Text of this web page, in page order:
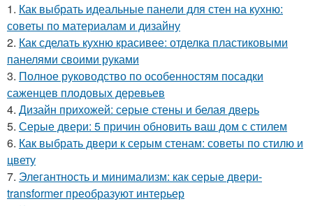
1. Как выбрать идеальные панели для стен на кухню:
советы по материалам и дизайну
2. Как сделать кухню красивее: отделка пластиковыми
панелями своими руками
3. Полное руководство по особенностям посадки
саженцев плодовых деревьев
4. Дизайн прихожей: серые стены и белая дверь
5. Серые двери: 5 причин обновить ваш дом с стилем
6. Как выбрать двери к серым стенам: советы по стилю и
цвету
7. Элегантность и минимализм: как серые двери-
transformer преобразуют интерьер